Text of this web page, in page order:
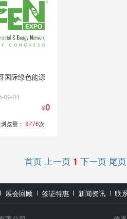
国际绿色能源
09-04
¥0
浏览量： 8776次
首页 上一页 1 下一页 尾页
展会回顾 签证特惠 新闻资讯 联